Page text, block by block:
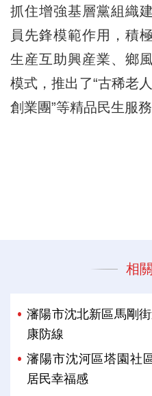
抓住增強基層黨組織
員先鋒模範作用，積
生産互助興産業、鄉
模式，推出了“古稀老
創業團”等精品民生服
相
瀋陽市沈北新區馬剛
康防線
瀋陽市沈河區塔園社
居民幸福感